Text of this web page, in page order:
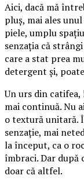
Aici, dacă mă
pluș, mai ales
piele, umplu
senzația că
care a stat prea
detergent și,
Un urs din
mai continuă. Nu
o textură unitară.
senzație, mai
la început, ca o
îmbraci. Dar după
doar că altfel.